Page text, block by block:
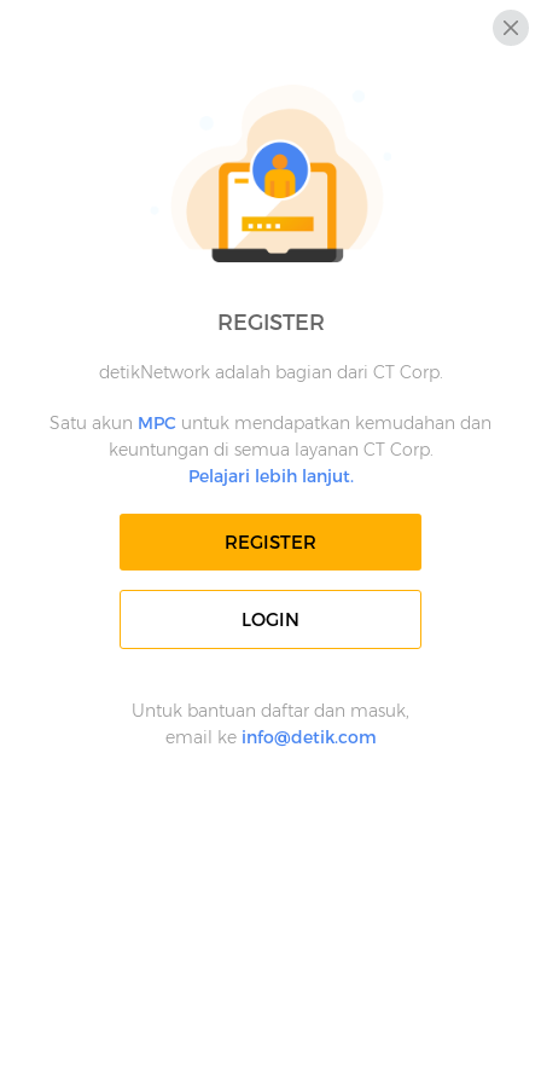
REGISTER
detikNetwork adalah bagian dari CT Corp.
Satu akun MPC untuk mendapatkan kemudahan dan
keuntungan di semua layanan CT Corp.
Pelajari lebih lanjut.
REGISTER
LOGIN
Untuk bantuan daftar dan masuk,
email ke info@detik.com